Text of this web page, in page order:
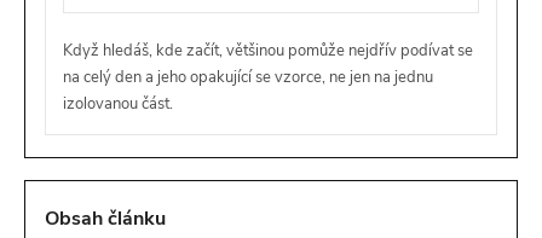
Když hledáš, kde začít, většinou pomůže nejdřív podívat se
na celý den a jeho opakující se vzorce, ne jen na jednu
izolovanou část.
Obsah článku